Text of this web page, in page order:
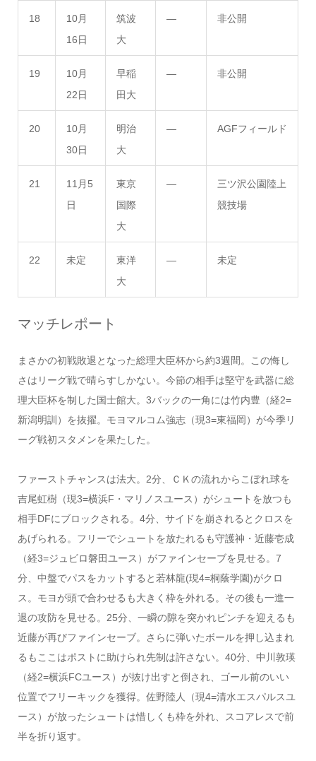
18
10月
16日
筑波
大
― 非公開
19
10月
22日
早稲
田大
― 非公開
20
10月
30日
明治
大
― AGFフィールド
21
11月5
日
東京
国際
大
―
三ツ沢公園陸上
競技場
22 未定
東洋
大
― 未定
マッチレポート
まさかの初戦敗退となった総理大臣杯から約3週間。この悔し
さはリーグ戦で晴らすしかない。今節の相手は堅守を武器に総
理大臣杯を制した国士館大。3バックの一角には竹内豊（経2=
新潟明訓）を抜擢。モヨマルコム強志（現3=東福岡）が今季リ
ーグ戦初スタメンを果たした。
ファーストチャンスは法大。2分、ＣＫの流れからこぼれ球を
吉尾虹樹（現3=横浜F・マリノスユース）がシュートを放つも
相手DFにブロックされる。4分、サイドを崩されるとクロスを
あげられる。フリーでシュートを放たれるも守護神・近藤壱成
（経3=ジュビロ磐田ユース）がファインセーブを見せる。7
分、中盤でパスをカットすると若林龍(現4=桐蔭学園)がクロ
ス。モヨが頭で合わせるも大きく枠を外れる。その後も一進一
退の攻防を見せる。25分、一瞬の隙を突かれピンチを迎えるも
近藤が再びファインセーブ。さらに弾いたボールを押し込まれ
るもここはポストに助けられ先制は許さない。40分、中川敦瑛
（経2=横浜FCユース）が抜け出すと倒され、ゴール前のいい
位置でフリーキックを獲得。佐野陸人（現4=清水エスパルスユ
ース）が放ったシュートは惜しくも枠を外れ、スコアレスで前
半を折り返す。